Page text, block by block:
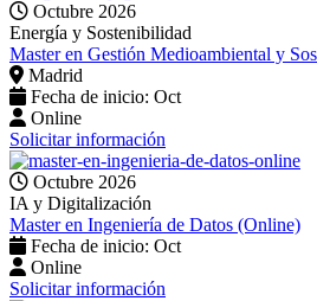
Octubre 2026
Energía y Sostenibilidad
Master en Gestión Medioambiental y
Madrid
Fecha de inicio: Oct
Online
Solicitar información
Octubre 2026
IA y Digitalización
Master en Ingeniería de Datos (Online)
Fecha de inicio: Oct
Online
Solicitar información